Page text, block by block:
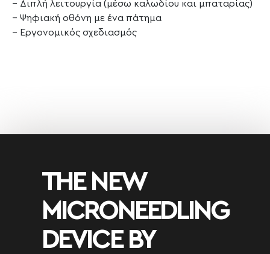
– Διπλή λειτουργία (μέσω καλωδίου και μπαταρίας)
– Ψηφιακή οθόνη με ένα πάτημα
– Εργονομικός σχεδιασμός
THE NEW
MICRONEEDLING
DEVICE BY